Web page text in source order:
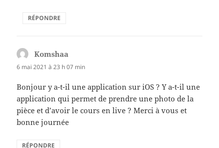
RÉPONDRE
Komshaa
6 mai 2021 à 23 h 07 min
Bonjour y a-t-il une application sur iOS ? Y a-t-il une
application qui permet de prendre une photo de la
pièce et d’avoir le cours en live ? Merci à vous et
bonne journée
RÉPONDRE